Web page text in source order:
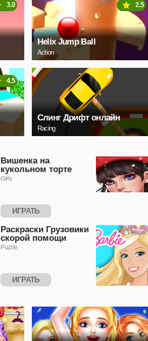
3.0
Helix Jump Ball
Action
2.5
4.5
Слинг Дрифт онлайн
Racing
Вишенка на
кукольном торте
Girls
ИГРАТЬ
Раскраски Грузовики
скорой помощи
Puzzle
ИГРАТЬ